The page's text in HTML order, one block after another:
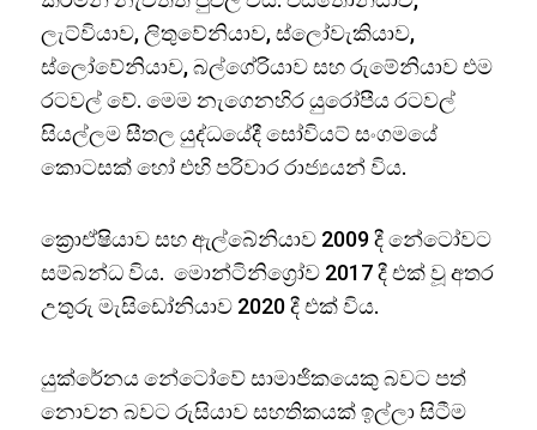
ලැට්වියාව, ලිතුවේනියාව, ස්ලෝවැකියාව,
ස්ලෝවේනියාව, බල්ගේරියාව සහ රුමේනියාව එම
රටවල් වේ. මෙම නැගෙනහිර යුරෝපීය රටවල්
සියල්ලම සීතල යුද්ධයේදී සෝවියට් සංගමයේ
කොටසක් හෝ එහි පරිවාර රාජ්‍යයන් විය.
ක්‍රොඒෂියාව සහ ඇල්බේනියාව 2009 දී නේටෝවට
සම්බන්ධ විය. මොන්ටිනිග්‍රෝව 2017 දී එක් වූ අතර
උතුරු මැසිඩෝනියාව 2020 දී එක් විය.
යුක්රේනය නේටෝවේ සාමාජිකයෙකු බවට පත්
නොවන බවට රුසියාව සහතිකයක් ඉල්ලා සිටීම